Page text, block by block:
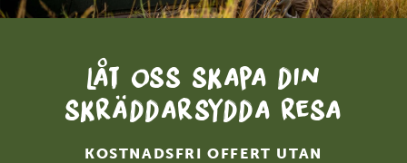
Låt oss skapa din
skräddarsydda resa
KOSTNADSFRI OFFERT UTAN